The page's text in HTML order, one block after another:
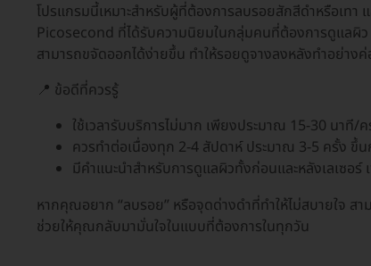
โปรแกรมนี้เหมาะสำหรับผู้ที่ต้องการลบรอยสักสีดำหรือเทา
Picosecond ที่ได้รับความนิยมในกลุ่มคนที่ต้องการดูแลผิว
สามารถขจัดออกได้ง่ายขึ้น ทำให้รอยดูจางลงหลังทำอย่าง
📍 ข้อดีที่ควรรู้
ใช้เวลารับบริการไม่มาก เพียงประมาณ 15-30 นาที/
ควรทำต่อเนื่องทุก 2-4 สัปดาห์ ประมาณ 3-5 ครั้ง ขึ้
มีคำแนะนำสำหรับการดูแลผิวทั้งก่อนและหลังเลเซอร์
หากคุณอยาก “ลบรอย” หรือจุดด่างดำที่ทำให้ไม่สบายใจ
ช่วยให้คุณกลับมามั่นใจในแบบที่ต้องการในทุกวัน